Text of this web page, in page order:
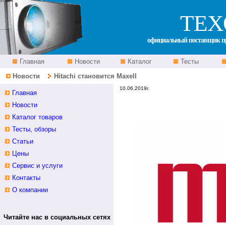
официальный поставщик
Главная Новости Каталог
Тесты
Новости
Hitachi становится Maxell
10.06.2019г.
Главная
Новости
Каталог товаров
Тесты, обзоры
Статьи
Цены
Сервис и услуги
Контакты
О компании
Читайте нас в социальных сетях